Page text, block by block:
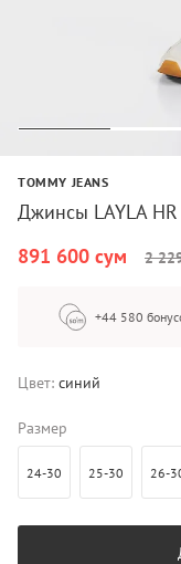
TOMMY JEANS
Джинсы LAYLA
891 600 сум
2
+44 580
Цвет: синий
Размер
24-30 25-30 26-